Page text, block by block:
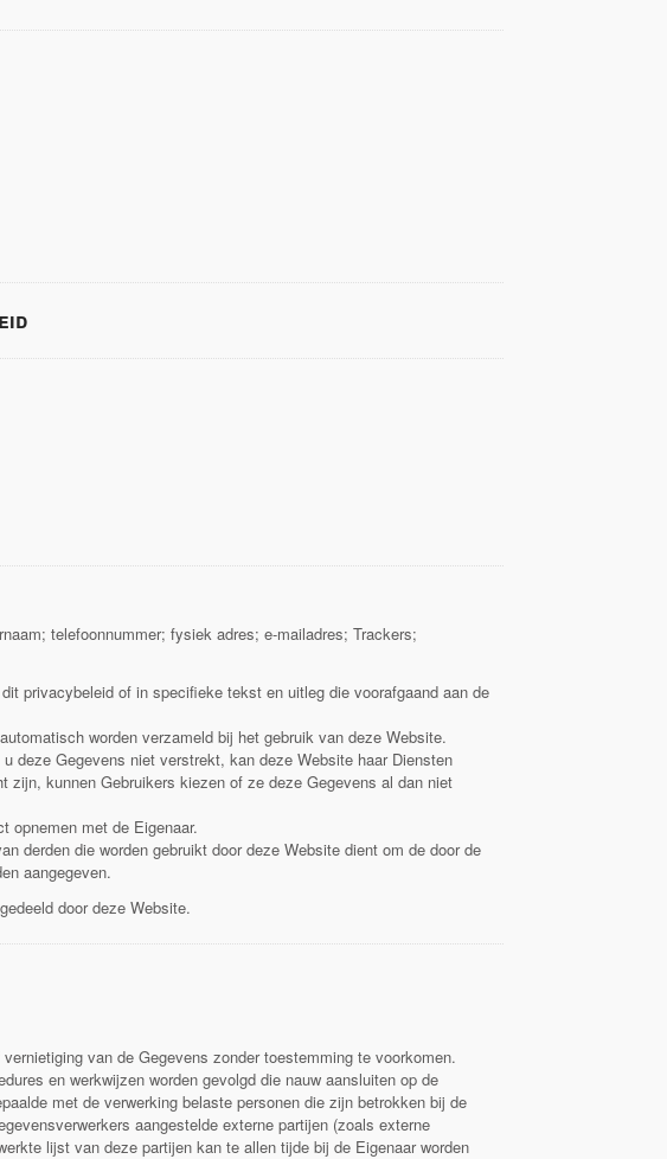
telefoonnummer; fysiek adres; e-mailadres; Trackers;
privacybeleid of in specifieke tekst en uitleg die voorafgaand aan de
worden verzameld bij het gebruik van deze Website.
deze Gegevens niet verstrekt, kan deze Website haar Diensten
zijn, kunnen Gebruikers kiezen of ze deze Gegevens al dan niet
opnemen met de Eigenaar.
derden die worden gebruikt door deze Website dient om de door de
aangegeven.
door deze Website.
van de Gegevens zonder toestemming te voorkomen.
en werkwijzen worden gevolgd die nauw aansluiten op de
met de verwerking belaste personen die zijn betrokken bij de
aangestelde externe partijen (zoals externe
lijst van deze partijen kan te allen tijde bij de Eigenaar worden